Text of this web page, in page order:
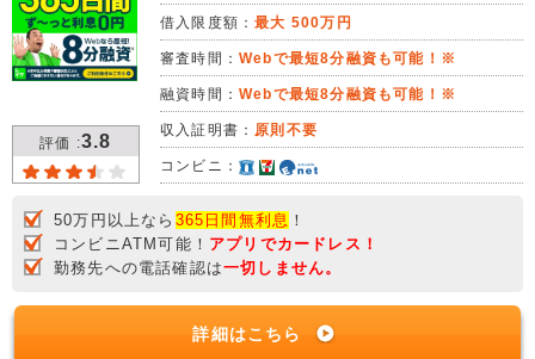
評価 :3.8
借入限度額：最大 500万円
審査時間： Webで最短8分融資も可能！※
融資時間： Webで最短8分融資も可能！※
収入証明書： 原則不要
コンビニ：
50万円以上なら 365日間無利息 ！
コンビニATM可能！ アプリでカードレス！
勤務先への電話確認は一切しません。
詳細はこちら